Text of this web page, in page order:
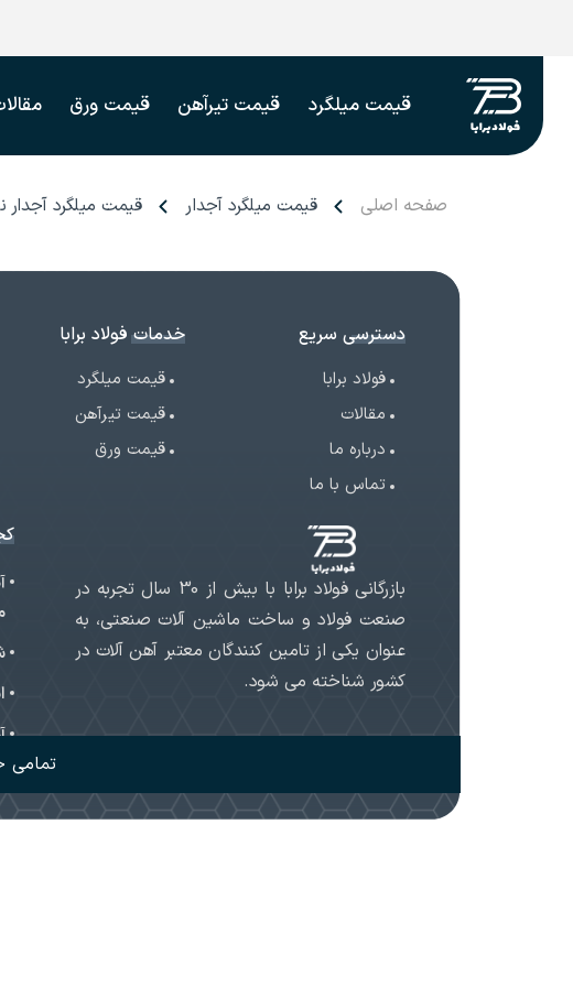
قیمت میلگرد قیمت تیرآهن قیمت ورق
صفحه اصلی قیمت میلگرد آجدار قیمت میلگرد آجدار
دسترسی سریع
فولاد برابا
مقالات
درباره ما
تماس با ما
خدمات فولاد برابا
قیمت میلگرد
قیمت تیرآهن
قیمت ورق
بازرگانی فولاد برابا با بیش از 30 سال تجربه در
صنعت فولاد و ساخت ماشین آلات صنعتی، به
عنوان یکی از تامین کنندگان معتبر آهن آلات در
کشور شناخته می شود.
تمامی